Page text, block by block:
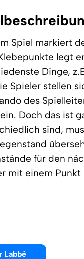
Spiel markiert
legt
Dinge,
Spieler stellen
des
Doch das ist
sind,
für den
mit einem
Labbé